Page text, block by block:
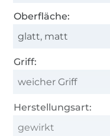
Oberfläche:
glatt, matt
Griff:
weicher Griff
Herstellungsart:
gewirkt